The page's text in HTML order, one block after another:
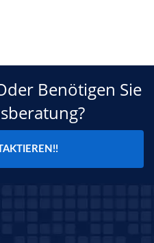
Benötigen Sie